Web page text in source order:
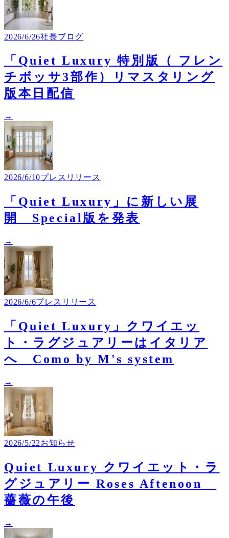
2026/6/26社長ブログ
「Quiet Luxury 特別版（ フレン
チボッサ3部作）リマスタリング
版本日配信
→
2026/6/10プレスリリース
「Quiet Luxury」に新しい展
開 Special版を発表
→
2026/6/6プレスリリース
「​Quiet Luxury」クワイエッ
ト・ラグジュアリーはイタリア
へ Como by M's system
→
2026/5/22お知らせ
Quiet Luxury クワイエット・ラ
グジュアリー Roses Aftenoon
薔薇の午後
→